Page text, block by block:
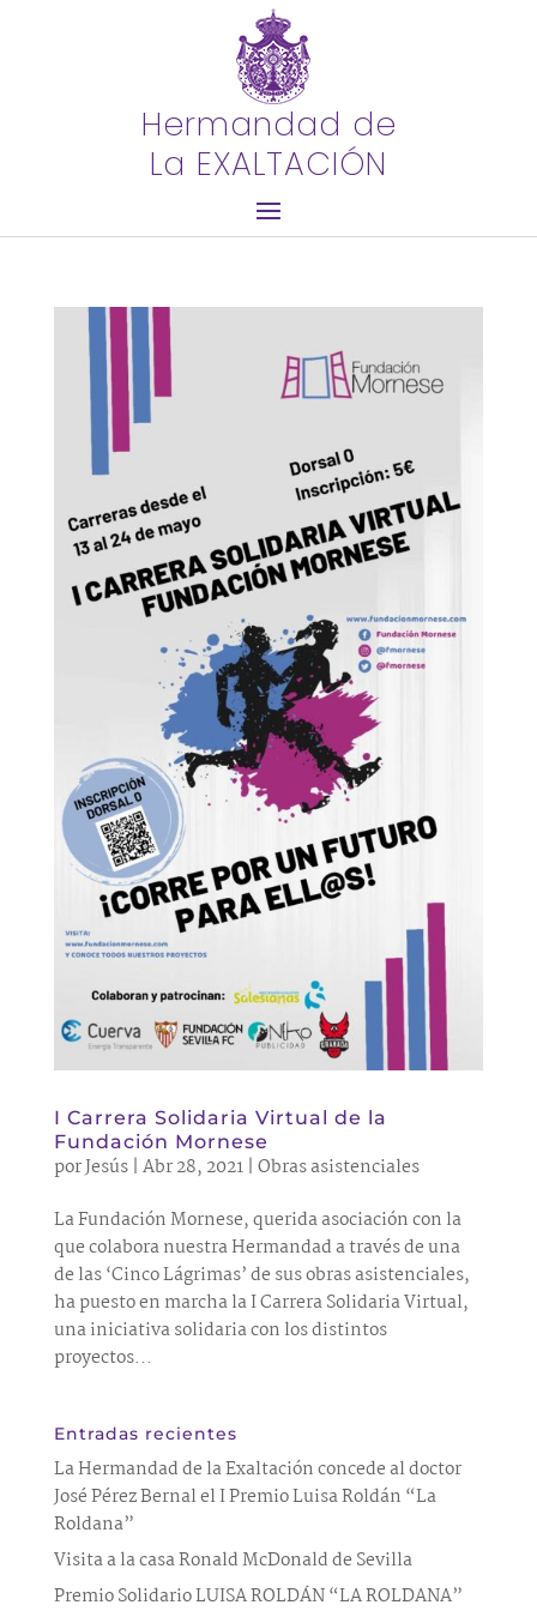
Hermandad de
La EXALTACIÓN
I Carrera Solidaria Virtual de la
Fundación Mornese
porJesús| Abr 28, 2021| Obras asistenciales
La Fundación Mornese, querida asociación con la
que colabora nuestra Hermandad a través de una
de las ‘Cinco Lágrimas’ de sus obras asistenciales,
ha puesto en marcha la I Carrera Solidaria Virtual,
una iniciativa solidaria con los distintos
proyectos...
Entradas recientes
La Hermandad de la Exaltación concede al doctor
José Pérez Bernal el I Premio Luisa Roldán “La
Roldana”
Visita a la casa Ronald McDonald de Sevilla
Premio Solidario LUISA ROLDÁN “LA ROLDANA”